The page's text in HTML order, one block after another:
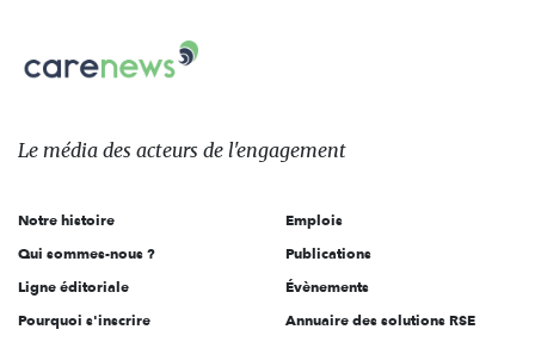
sur:
Le
des
l'engagement
Le média des acteurs de l'engagement
Notre histoire
Qui sommes-nous ?
Ligne éditoriale
Pourquoi s'inscrire
Emplois
Publications
Évènements
Annuaire des solutions RSE